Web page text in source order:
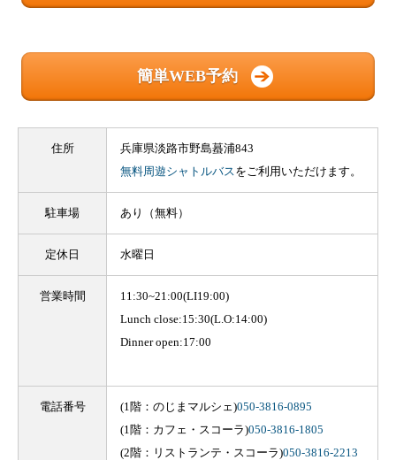
簡単WEB予約
住所
兵庫県淡路市野島蟇浦843
無料周遊シャトルバス をご利用いただけます。
駐車場 あり（無料）
定休日 水曜日
営業時間
11:30~21:00(LI19:00)
Lunch close:15:30(L.O:14:00)
Dinner open:17:00
電話番号 (1階：のじまマルシェ)050-3816-0895
(1階：カフェ・スコーラ)050-3816-1805
(2階：リストランテ・スコーラ)050-3816-2213